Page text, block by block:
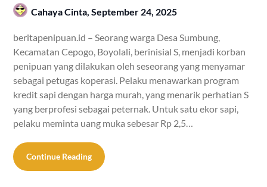
Cahaya Cinta,September 24, 2025
beritapenipuan.id – Seorang warga Desa Sumbung,
Kecamatan Cepogo, Boyolali, berinisial S, menjadi korban
penipuan yang dilakukan oleh seseorang yang menyamar
sebagai petugas koperasi. Pelaku menawarkan program
kredit sapi dengan harga murah, yang menarik perhatian S
yang berprofesi sebagai peternak. Untuk satu ekor sapi,
pelaku meminta uang muka sebesar Rp 2,5…
Continue Reading